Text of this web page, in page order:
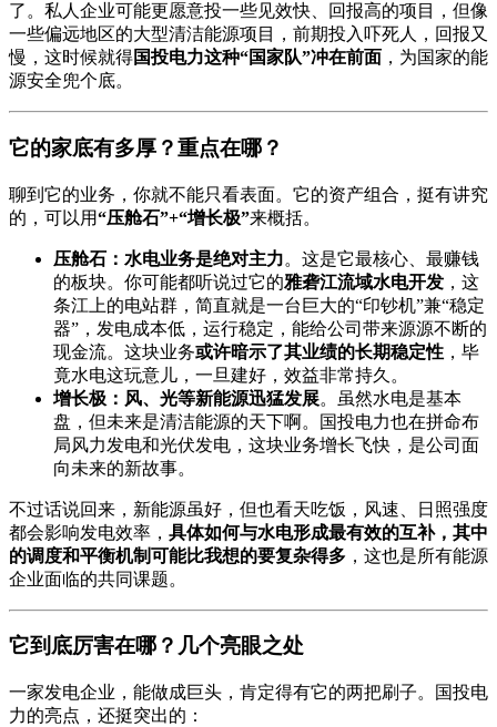
了。私人企业可能更愿意投一些见效快、回报高的项目，但像
一些偏远地区的大型清洁能源项目，前期投入吓死人，回报又
慢，这时候就得国投电力这种“国家队”冲在前面 ，为国家的能
源安全兜个底。
它的家底有多厚？重点在哪？
聊到它的业务，你就不能只看表面。它的资产组合，挺有讲究
的，可以用“压舱石”+“增长极”来概括。
压舱石：水电业务是绝对主力。这是它最核心、最赚钱
的板块。你可能都听说过它的雅砻江流域水电开发 ，这
条江上的电站群，简直就是一台巨大的“印钞机”兼“稳定
器”，发电成本低，运行稳定，能给公司带来源源不断的
现金流。这块业务或许暗示了其业绩的长期稳定性 ，毕
竟水电这玩意儿，一旦建好，效益非常持久。
增长极：风、光等新能源迅猛发展。虽然水电是基本
盘，但未来是清洁能源的天下啊。国投电力也在拼命布
局风力发电和光伏发电，这块业务增长飞快，是公司面
向未来的新故事。
不过话说回来，新能源虽好，但也看天吃饭，风速、日照强度
都会影响发电效率， 具体如何与水电形成最有效的互补，其中
的调度和平衡机制可能比我想的要复杂得多 ，这也是所有能源
企业面临的共同课题。
它到底厉害在哪？几个亮眼之处
一家发电企业，能做成巨头，肯定得有它的两把刷子。国投电
力的亮点，还挺突出的：